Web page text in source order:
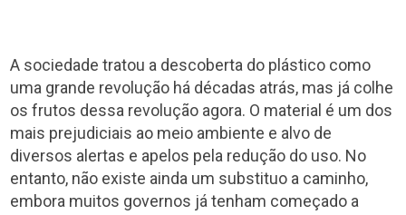
A sociedade tratou a descoberta do plástico como
uma grande revolução há décadas atrás, mas já colhe
os frutos dessa revolução agora. O material é um dos
mais prejudiciais ao meio ambiente e alvo de
diversos alertas e apelos pela redução do uso. No
entanto, não existe ainda um substituo a caminho,
embora muitos governos já tenham começado a